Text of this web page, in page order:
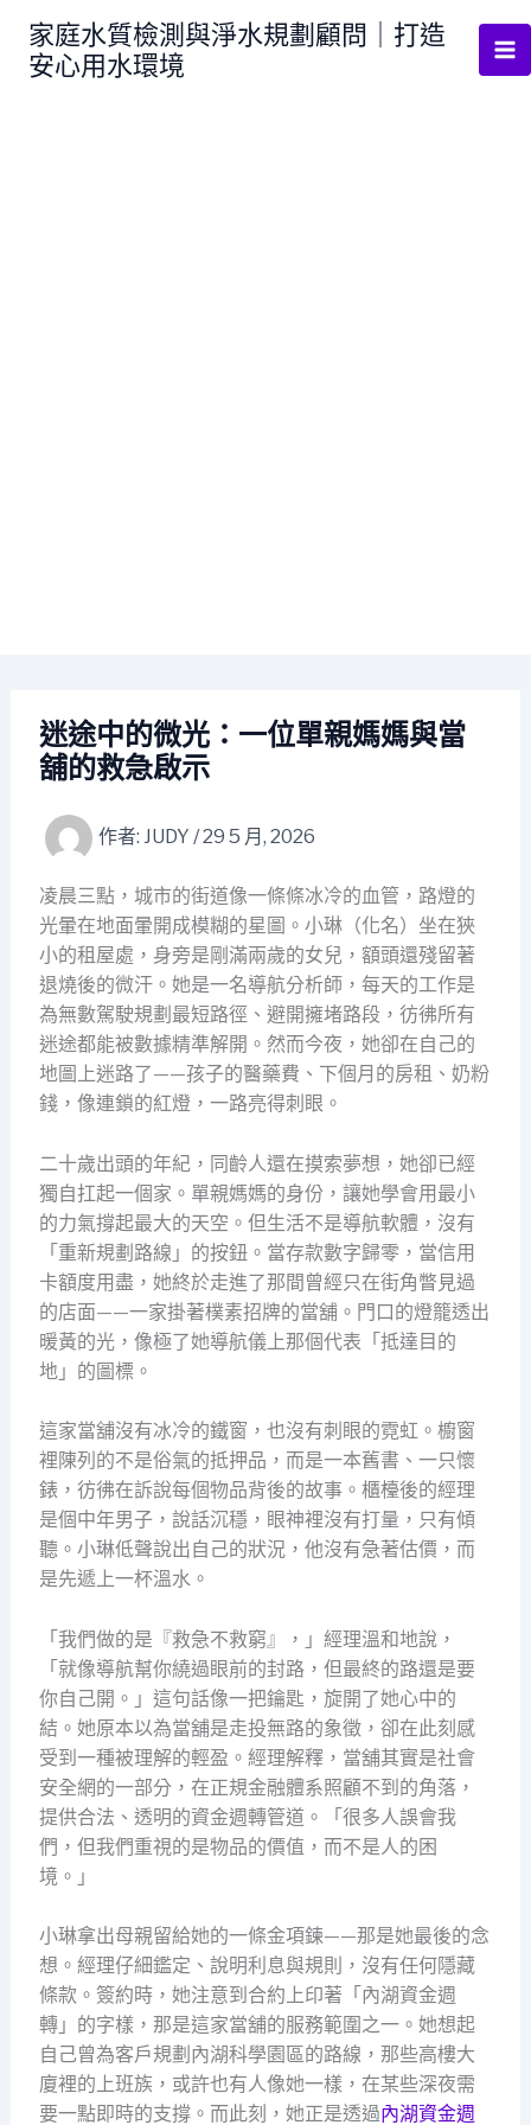
家庭水質檢測與淨水規劃顧問｜打造
安心用水環境
迷途中的微光：一位單親媽媽與當
舖的救急啟示
作者: JUDY /29 5 月, 2026
凌晨三點，城市的街道像一條條冰冷的血管，路燈的
光暈在地面暈開成模糊的星圖。小琳（化名）坐在狹
小的租屋處，身旁是剛滿兩歲的女兒，額頭還殘留著
退燒後的微汗。她是一名導航分析師，每天的工作是
為無數駕駛規劃最短路徑、避開擁堵路段，彷彿所有
迷途都能被數據精準解開。然而今夜，她卻在自己的
地圖上迷路了——孩子的醫藥費、下個月的房租、奶粉
錢，像連鎖的紅燈，一路亮得刺眼。
二十歲出頭的年紀，同齡人還在摸索夢想，她卻已經
獨自扛起一個家。單親媽媽的身份，讓她學會用最小
的力氣撐起最大的天空。但生活不是導航軟體，沒有
「重新規劃路線」的按鈕。當存款數字歸零，當信用
卡額度用盡，她終於走進了那間曾經只在街角瞥見過
的店面——一家掛著樸素招牌的當舖。門口的燈籠透出
暖黃的光，像極了她導航儀上那個代表「抵達目的
地」的圖標。
這家當舖沒有冰冷的鐵窗，也沒有刺眼的霓虹。櫥窗
裡陳列的不是俗氣的抵押品，而是一本舊書、一只懷
錶，彷彿在訴說每個物品背後的故事。櫃檯後的經理
是個中年男子，說話沉穩，眼神裡沒有打量，只有傾
聽。小琳低聲說出自己的狀況，他沒有急著估價，而
是先遞上一杯溫水。
「我們做的是『救急不救窮』，」經理溫和地說，
「就像導航幫你繞過眼前的封路，但最終的路還是要
你自己開。」這句話像一把鑰匙，旋開了她心中的
結。她原本以為當舖是走投無路的象徵，卻在此刻感
受到一種被理解的輕盈。經理解釋，當舖其實是社會
安全網的一部分，在正規金融體系照顧不到的角落，
提供合法、透明的資金週轉管道。「很多人誤會我
們，但我們重視的是物品的價值，而不是人的困
境。」
小琳拿出母親留給她的一條金項鍊——那是她最後的念
想。經理仔細鑑定、說明利息與規則，沒有任何隱藏
條款。簽約時，她注意到合約上印著「內湖資金週
轉」的字樣，那是這家當舖的服務範圍之一。她想起
自己曾為客戶規劃內湖科學園區的路線，那些高樓大
廈裡的上班族，或許也有人像她一樣，在某些深夜需
要一點即時的支撐。而此刻，她正是透過內湖資金週